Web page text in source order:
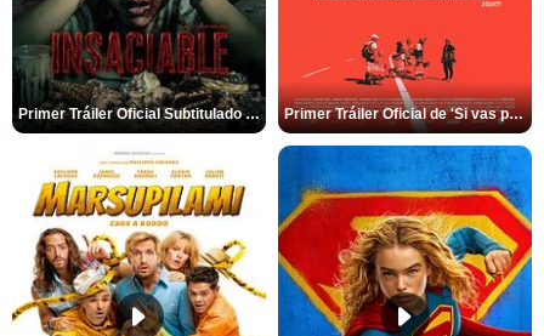
Primer Tráiler Oficial Subtitulado de 'Insaciable' Primer Tráiler Oficial de 'Si vas para Chile'